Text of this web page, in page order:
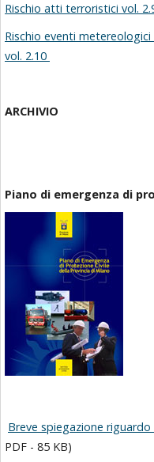
Rischio atti terroristici vol.
Rischio eventi
vol. 2.10
ARCHIVIO
Piano di emergenza di
Breve spiegazione
PDF - 85 KB)